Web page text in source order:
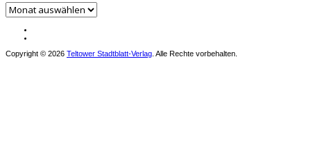
Archiv
Copyright © 2026 Teltower Stadtblatt-Verlag . Alle Rechte vorbehalten.